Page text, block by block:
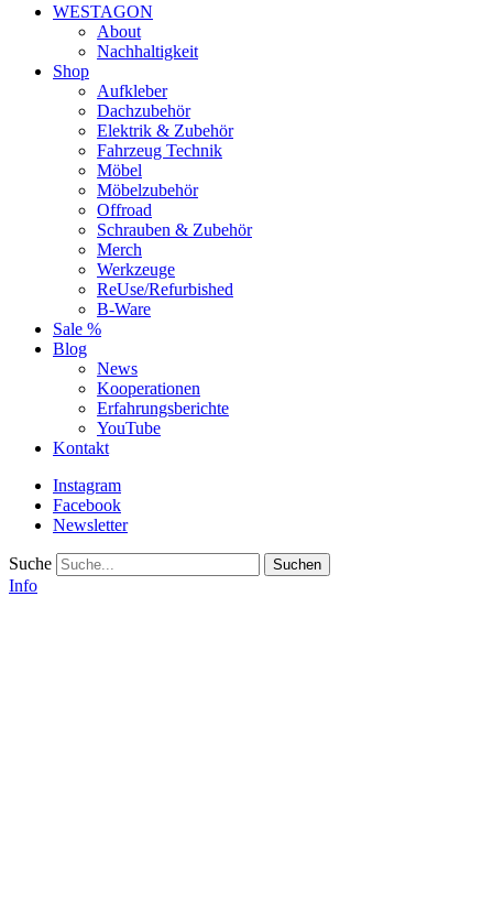
WESTAGON
About
Nachhaltigkeit
Shop
Aufkleber
Dachzubehör
Elektrik & Zubehör
Fahrzeug Technik
Möbel
Möbelzubehör
Offroad
Schrauben & Zubehör
Merch
Werkzeuge
ReUse/Refurbished
B-Ware
Sale %
Blog
News
Kooperationen
Erfahrungsberichte
YouTube
Kontakt
Instagram
Facebook
Newsletter
Suche
Info